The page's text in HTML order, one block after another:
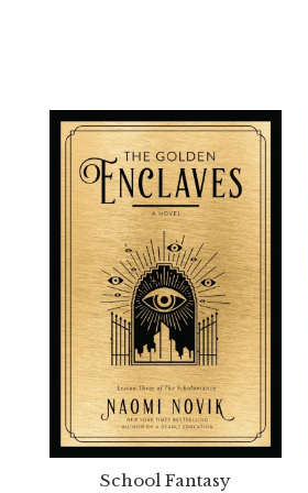
School Fantasy